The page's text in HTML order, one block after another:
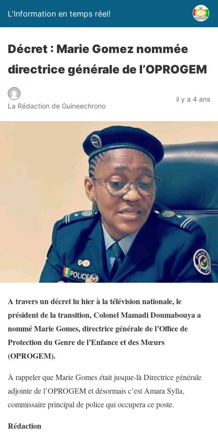
L'Information en temps réel!
Décret : Marie Gomez nommée
directrice générale de l’OPROGEM
La Rédaction de Guineechrono
il y a 4 ans
A travers un décret lu hier à la télévision nationale, le
président de la transition, Colonel Mamadi Doumabouya a
nommé Marie Gomes, directrice générale de l’Office de
Protection du Genre de l’Enfance et des Mœurs
(OPROGEM).
À rappeler que Marie Gomes était jusque-là Directrice générale
adjointe de l’OPROGEM et désormais c’est Amara Sylla,
commissaire principal de police qui occupera ce poste.
Rédaction